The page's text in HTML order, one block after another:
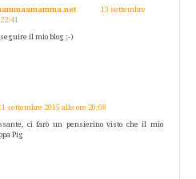
13 settembre
il mio blog :-)
settembre 2015 alle ore 20:08
ci farò un pensierino visto che il mio
Pig